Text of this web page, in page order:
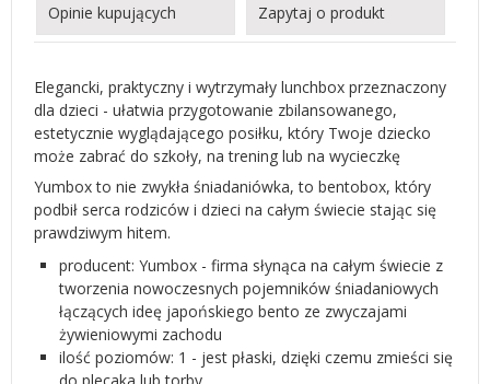
Opinie kupujących Zapytaj o produkt
Elegancki, praktyczny i wytrzymały lunchbox przeznaczony
dla dzieci - ułatwia przygotowanie zbilansowanego,
estetycznie wyglądającego posiłku, który Twoje dziecko
może zabrać do szkoły, na trening lub na wycieczkę
Yumbox to nie zwykła śniadaniówka, to bentobox, który
podbił serca rodziców i dzieci na całym świecie stając się
prawdziwym hitem.
producent: Yumbox - firma słynąca na całym świecie z
tworzenia nowoczesnych pojemników śniadaniowych
łączących ideę japońskiego bento ze zwyczajami
żywieniowymi zachodu
ilość poziomów: 1 - jest płaski, dzięki czemu zmieści się
do plecaka lub torby